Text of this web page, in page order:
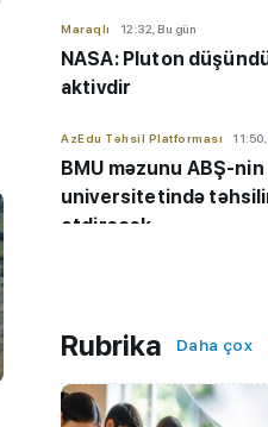
Maraqlı 12:32, Bu gün
NASA: Pluton
aktivdir
AzEdu Təhsil Platforması
BMU məzunu ABŞ-
universitetində
etdirəcək
paylanılıb
Ali təhsil 11:34, Bu gün
III ixtisas qrupu: ən
Rubrika Daha çox